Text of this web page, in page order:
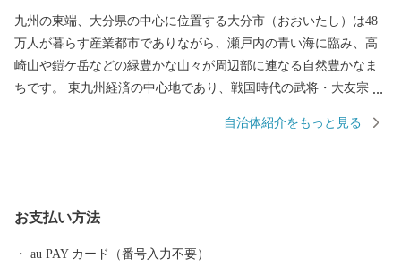
九州の東端、大分県の中心に位置する大分市（おおいたし）は48
万人が暮らす産業都市でありながら、瀬戸内の青い海に臨み、高
崎山や鎧ケ岳などの緑豊かな山々が周辺部に連なる自然豊かなま
ちです。 東九州経済の中心地であり、戦国時代の武将・大友宗麟
発祥都市として繁栄し、高度成長期以降は工業を中心として幅広
な農畜産物、「大分ふぐ」「とり天」「大分銘菓ざびえる」「吉
自治体紹介をもっと見る
お支払い方法
au PAY カード（番号入力不要）